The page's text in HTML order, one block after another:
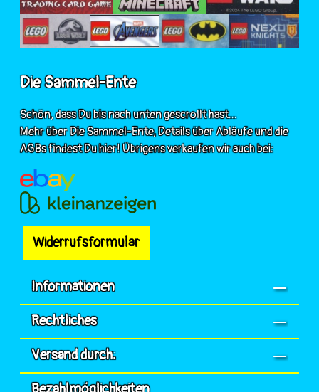
Die Sammel-Ente
Schön, dass Du bis nach unten gescrollt hast...
Mehr über Die Sammel-Ente, Details über Abläufe und die
AGBs findest Du hier! Übrigens verkaufen wir auch bei:
Widerrufsformular
Informationen
Rechtliches
Versand durch: